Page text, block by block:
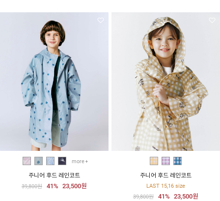
more
주니어 후드 레인코트
39,800원 41% 23,500원
주니어 후드 레인코트
LAST 15,16 size
39,800원
41% 23,500원